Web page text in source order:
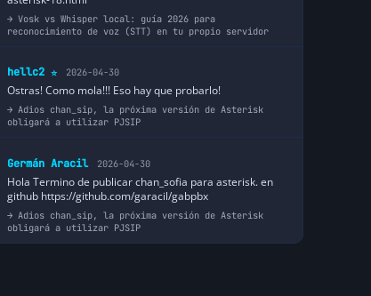
Vosk vs Whisper local: guía 2026 para
reconocimiento de voz (STT) en tu propio servidor
hellc2 ⭐ 2026-04-30
Ostras! Como mola!!! Eso hay que probarlo!
Adios chan_sip, la próxima versión de Asterisk
obligará a utilizar PJSIP
Germán Aracil 2026-04-30
Hola Termino de publicar chan_sofia para asterisk. en
github https://github.com/garacil/gabpbx
Adios chan_sip, la próxima versión de Asterisk
obligará a utilizar PJSIP